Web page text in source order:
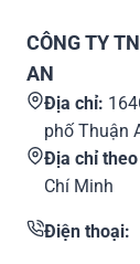
CÔNG TY
AN
Địa chỉ:
phố Thuận
Địa chỉ
Chí Minh
Điện thoại: